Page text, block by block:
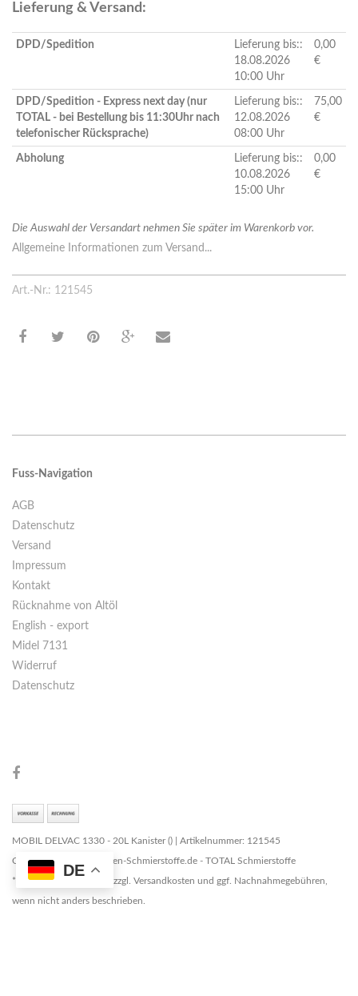
DE
Lieferung & Versand:
DPD/Spedition
Lieferung bis::
18.08.2026
10:00 Uhr
0,00
€
DPD/Spedition - Express next day (nur
TOTAL - bei Bestellung bis 11:30Uhr nach
telefonischer Rücksprache)
Lieferung bis::
12.08.2026
08:00 Uhr
75,00
€
Abholung
Lieferung bis::
10.08.2026
15:00 Uhr
0,00
€
Die Auswahl der Versandart nehmen Sie später im Warenkorb vor.
Allgemeine Informationen zum Versand...
Art.-Nr.: 121545
Fuss-Navigation
AGB
Datenschutz
Versand
Impressum
Kontakt
Rücknahme von Altöl
English - export
Midel 7131
Widerruf
Datenschutz
MOBIL DELVAC 1330 - 20L Kanister () | Artikelnummer: 121545
Copyright © 2026 Marken-Schmierstoffe.de - TOTAL Schmierstoffe
* Alle Preise zzgl. MwSt. zzgl. Versandkosten und ggf. Nachnahmegebühren,
wenn nicht anders beschrieben.